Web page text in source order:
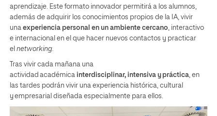
aprendizaje. Este formato innovador permitirá a los alumnos,
además de adquirir los conocimientos propios de la IA, vivir
una experiencia personal en un ambiente cercano , interactivo
e internacional en el que hacer nuevos contactos y practicar
el networking.
Tras vivir cada mañana una
actividad académica interdisciplinar, intensiva y práctica , en
las tardes podrán vivir una experiencia histórica, cultural
y empresarial diseñada especialmente para ellos.